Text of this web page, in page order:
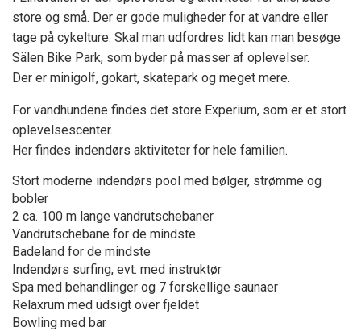
store og små. Der er gode muligheder for at vandre eller
tage på cykelture. Skal man udfordres lidt kan man besøge
Sälen Bike Park, som byder på masser af oplevelser.
Der er minigolf, gokart, skatepark og meget mere.
For vandhundene findes det store Experium, som er et stort
oplevelsescenter.
Her findes indendørs aktiviteter for hele familien.
Stort moderne indendørs pool med bølger, strømme og
bobler
2 ca. 100 m lange vandrutschebaner
Vandrutschebane for de mindste
Badeland for de mindste
Indendørs surfing, evt. med instruktør
Spa med behandlinger og 7 forskellige saunaer
Relaxrum med udsigt over fjeldet
Bowling med bar